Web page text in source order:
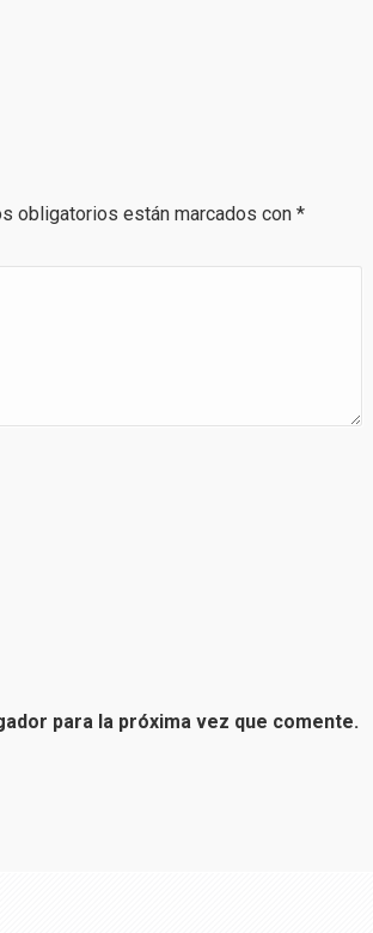
obligatorios están marcados con *
para la próxima vez que comente.